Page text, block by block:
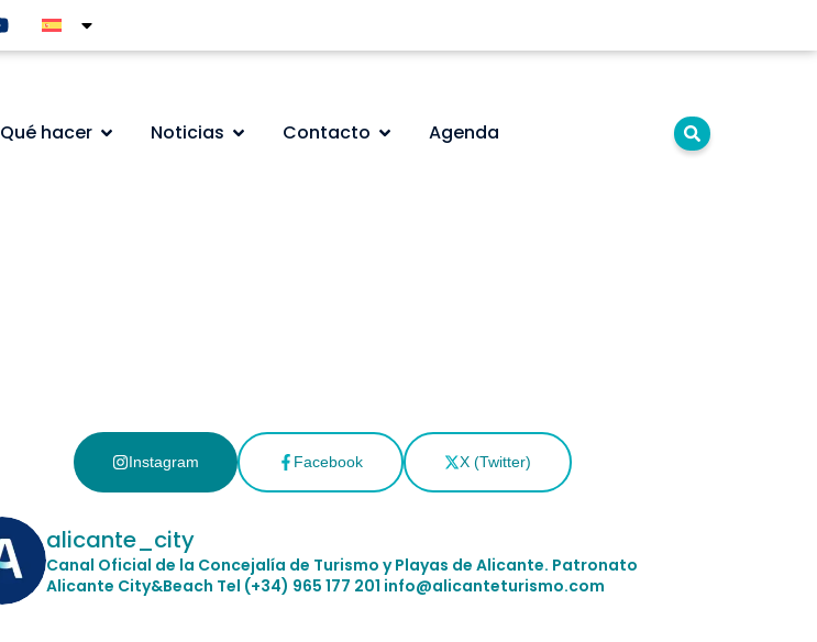
Qué hacer Noticias Contacto Agenda
Instagram Facebook X (Twitter)
alicante_city
Canal Oficial de la Concejalía de Turismo y Playas de Alicante. Patronato
Alicante City&Beach Tel (+34) 965 177 201 info@alicanteturismo.com